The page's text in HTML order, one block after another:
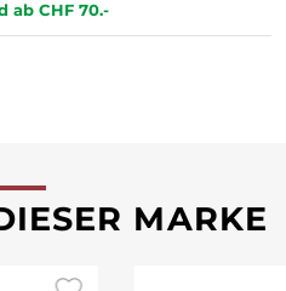
ab CHF 70.-
MARKE